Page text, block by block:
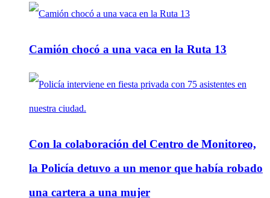
Camión chocó a una vaca en la Ruta 13
Con la colaboración del Centro de Monitoreo,
la Policía detuvo a un menor que había robado
una cartera a una mujer